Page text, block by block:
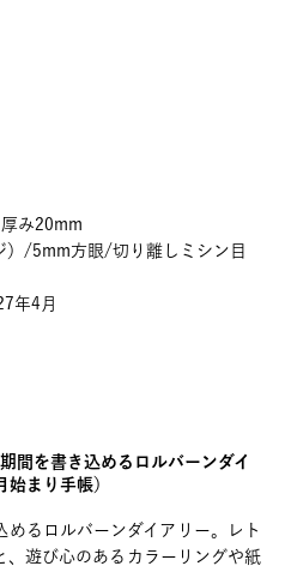
厚み20mm
方眼/切り離しミシン目
年4月
間を書き込めるロルバーンダイ
まり手帳）
るロルバーンダイアリー。レト
、遊び心のあるカラーリングや紙